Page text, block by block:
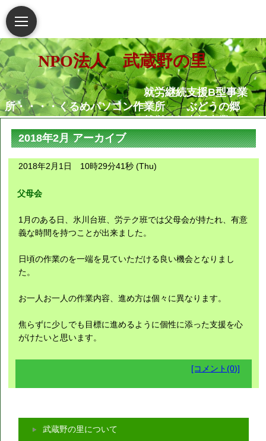
NPO法人 武蔵野の里
就労継続支援B型事業
所・・・・くるめパソコン作業所 ぶどうの郷
就労移行支援事業
所・・・・・・くるめパソコン作業所
相談支援センター武蔵野
の里
就労定着支援センターつ
障害がある人もない人も共に生き
2018年2月 アーカイブ
2018年2月1日 10時29分41秒 (Thu)
父母会
1月のある日、氷川台班、労テク班では父母会が持たれ、有意
義な時間を持つことが出来ました。
日頃の作業のを一端を見ていただける良い機会となりまし
た。
お一人お一人の作業内容、進め方は個々に異なります。
焦らずに少しでも目標に進めるように個性に添った支援を心
がけたいと思います。
[コメント(0)]
武蔵野の里について